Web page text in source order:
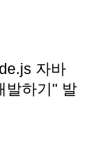
자바
발하기" 발